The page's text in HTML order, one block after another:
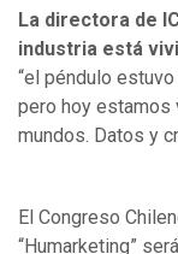
La directora de
industria está
“el péndulo
pero hoy estamos
mundos. Datos y
El Congreso
“Humarketing”